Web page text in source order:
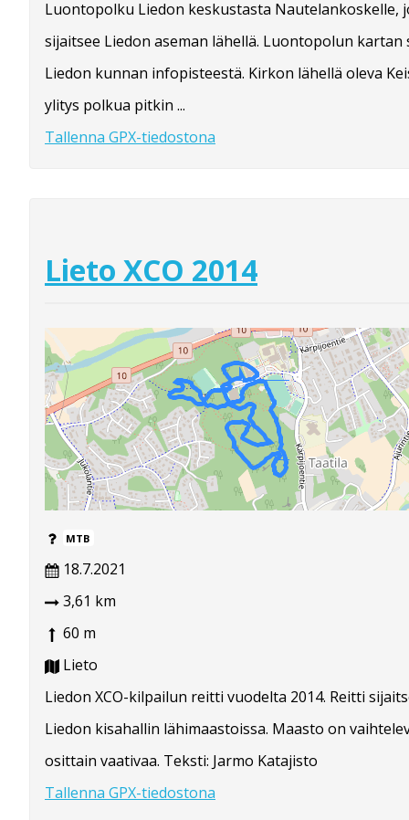
Luontopolku Liedon keskustasta Nautelankoskelle,
sijaitsee Liedon aseman lähellä. Luontopolun kartan
Liedon kunnan infopisteestä. Kirkon lähellä oleva
ylitys polkua pitkin ...
Tallenna GPX-tiedostona
Lieto XCO 2014
MTB
18.7.2021
3,61 km
60 m
Lieto
Liedon XCO-kilpailun reitti vuodelta 2014. Reitti
Liedon kisahallin lähimaastoissa. Maasto on
osittain vaativaa. Teksti: Jarmo Katajisto
Tallenna GPX-tiedostona